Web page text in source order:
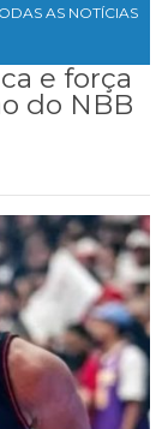
AS NOTÍCIAS
e força
do NBB